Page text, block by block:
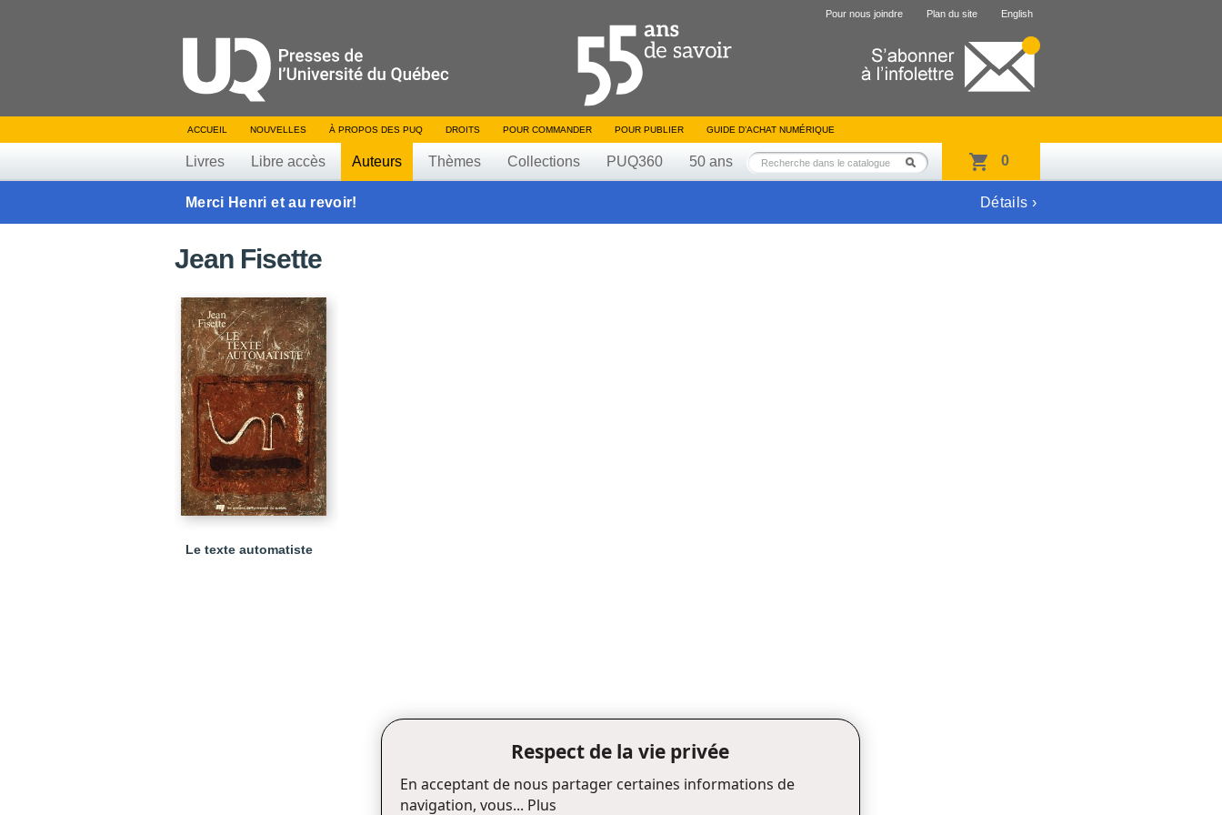
Pour nous joindre Plan du site English
ACCUEIL NOUVELLES À PROPOS DES PUQ DROITS POUR COMMANDER POUR PUBLIER GUIDE D’ACHAT NUMÉRIQUE
Livres Libre accès Auteurs Thèmes Collections PUQ360 50 ans 0
Merci Henri et au revoir! Détails ›
Jean Fisette
Le texte automatiste
Respect de la vie privée
En acceptant de nous partager certaines informations de
navigation, vous... Plus